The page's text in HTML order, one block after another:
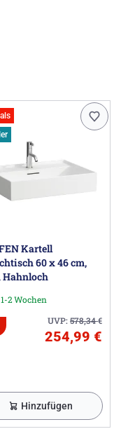
Kartell
60 x 46 cm,
Hahnloch
2 Wochen
UVP:578,34€
254,99 €
Hinzufügen